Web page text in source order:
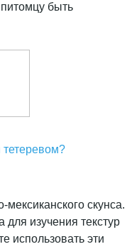
быть
скунса.
для изучения текстур
использовать эти